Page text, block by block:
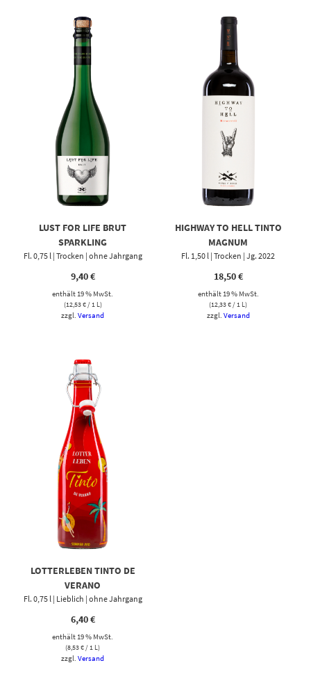
LUST FOR LIFE BRUT
SPARKLING
Fl. 0,75 l | Trocken | ohne Jahrgang
9,40€
enthält 19 % MwSt.
(12,53€/ 1 L)
zzgl.Versand
HIGHWAY TO HELL TINTO
MAGNUM
Fl. 1,50 l | Trocken | Jg. 2022
18,50€
enthält 19 % MwSt.
(12,33€/ 1 L)
zzgl. Versand
LOTTERLEBEN TINTO DE
VERANO
Fl. 0,75 l | Lieblich | ohne Jahrgang
6,40€
enthält 19 % MwSt.
(8,53€/ 1 L)
zzgl.Versand